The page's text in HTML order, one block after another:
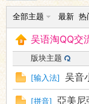
全部主题 最新 热
吴语淘QQ交
版块主题
[输入法] 吴音
[拼音] 亞美尼